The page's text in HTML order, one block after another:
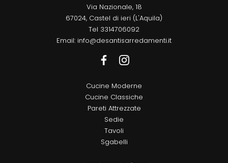
Via Nazionale, 18
67024, Castel di ieri (L'Aquila)
Tel 3314706092
Email: info@desantisarredamenti.it
Cucine Moderne
Cucine Classiche
Pareti Attrezzate
Sedie
Tavoli
Sgabelli